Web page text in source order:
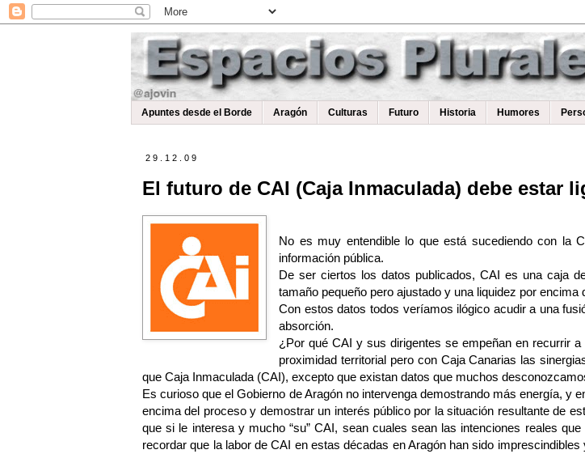
Apuntes desde el Borde Aragón Culturas Futuro Historia Humores
29.12.09
El futuro de CAI (Caja Inmaculada) debe estar
No es muy entendible lo que está sucediendo con la
información pública.
De ser ciertos los datos publicados, CAI es una caja
tamaño pequeño pero ajustado y una liquidez por encima
Con estos datos todos veríamos ilógico acudir a una
absorción.
¿Por qué CAI y sus dirigentes se empeñan en recurrir
proximidad territorial pero con Caja Canarias las
que Caja Inmaculada (CAI), excepto que existan datos que muchos
Es curioso que el Gobierno de Aragón no intervenga demostrando más energía, y
encima del proceso y demostrar un interés público por la situación resultante de
que si le interesa y mucho “su” CAI, sean cuales sean las intenciones reales
recordar que la labor de CAI en estas décadas en Aragón han sido